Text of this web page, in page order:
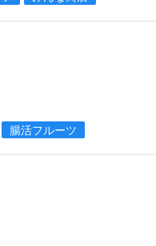
腸活フルーツ